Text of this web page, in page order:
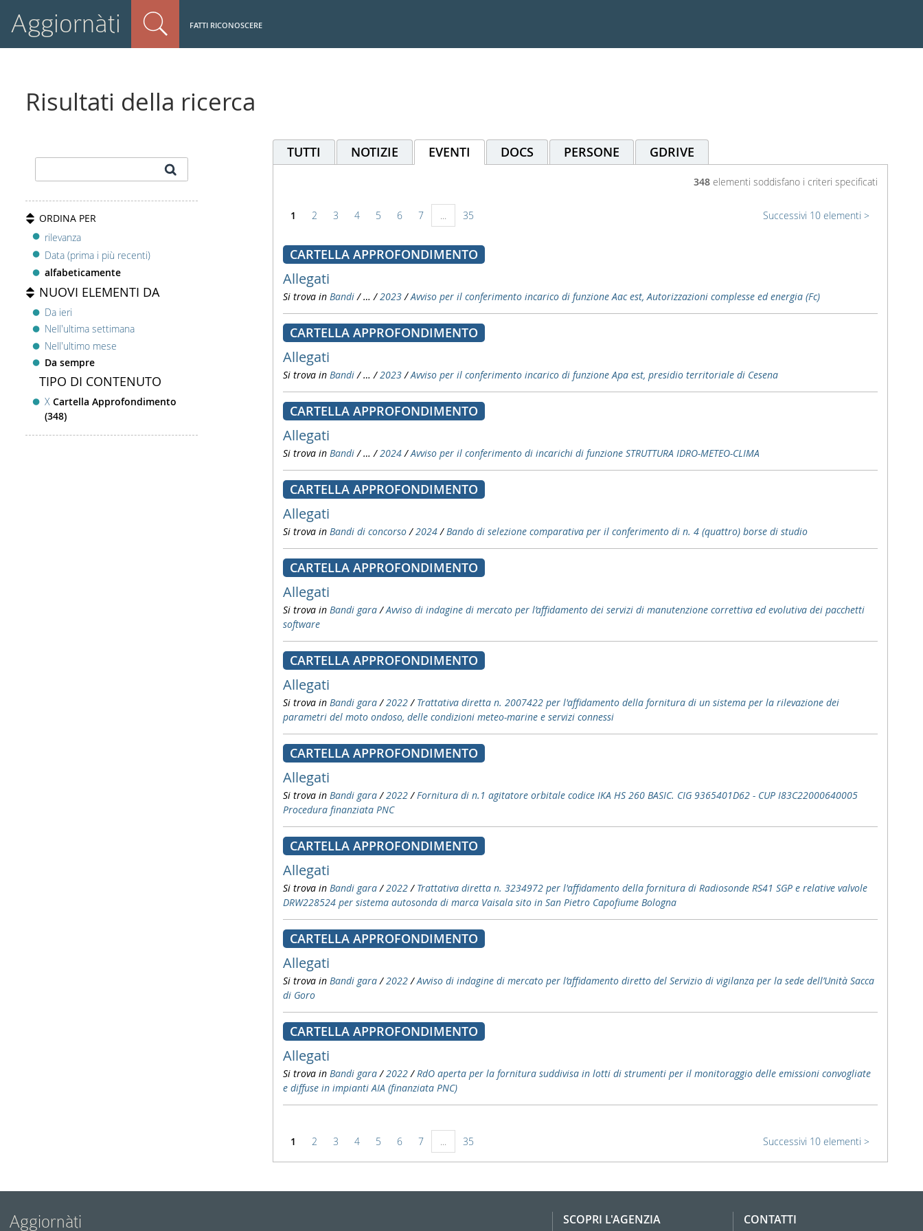
Aggiornàti FATTI RICONOSCERE
Risultati della ricerca
ORDINA PER
rilevanza
Data (prima i più recenti)
alfabeticamente
NUOVI ELEMENTI DA
Da ieri
Nell'ultima settimana
Nell'ultimo mese
Da sempre
TIPO DI CONTENUTO
X Cartella Approfondimento
(348)
TUTTI NOTIZIE EVENTI DOCS PERSONE GDRIVE
348elementi soddisfano i criteri specificati
1 2 3 4 5 6 7 ... 35 Successivi 10 elementi
CARTELLA APPROFONDIMENTO
Allegati
Si trova in Bandi /…/2023 /Avviso per il conferimento incarico di funzione Aac est, Autorizzazioni complesse ed energia (Fc)
CARTELLA APPROFONDIMENTO
Allegati
Si trova in Bandi /…/2023 /Avviso per il conferimento incarico di funzione Apa est, presidio territoriale di Cesena
CARTELLA APPROFONDIMENTO
Allegati
Si trova in Bandi /…/2024 /Avviso per il conferimento di incarichi di funzione STRUTTURA IDRO-METEO-CLIMA
CARTELLA APPROFONDIMENTO
Allegati
Si trova in Bandi di concorso /2024 /Bando di selezione comparativa per il conferimento di n. 4 (quattro) borse di studio
CARTELLA APPROFONDIMENTO
Allegati
Si trova in Bandi gara /Avviso di indagine di mercato per l’affidamento dei servizi di manutenzione correttiva ed evolutiva dei pacchetti
software
CARTELLA APPROFONDIMENTO
Allegati
Si trova in Bandi gara /2022 / Trattativa diretta n. 2007422 per l'affidamento della fornitura di un sistema per la rilevazione dei
parametri del moto ondoso, delle condizioni meteo-marine e servizi connessi
CARTELLA APPROFONDIMENTO
Allegati
Si trova in Bandi gara /2022 /Fornitura di n.1 agitatore orbitale codice IKA HS 260 BASIC. CIG 9365401D62 - CUP I83C22000640005
Procedura finanziata PNC
CARTELLA APPROFONDIMENTO
Allegati
Si trova in Bandi gara /2022 / Trattativa diretta n. 3234972 per l'affidamento della fornitura di Radiosonde RS41 SGP e relative valvole
DRW228524 per sistema autosonda di marca Vaisala sito in San Pietro Capofiume Bologna
CARTELLA APPROFONDIMENTO
Allegati
Si trova in Bandi gara /2022 /Avviso di indagine di mercato per l’affidamento diretto del Servizio di vigilanza per la sede dell’Unità Sacca
di Goro
CARTELLA APPROFONDIMENTO
Allegati
Si trova in Bandi gara /2022 /RdO aperta per la fornitura suddivisa in lotti di strumenti per il monitoraggio delle emissioni convogliate
e diffuse in impianti AIA (finanziata PNC)
1 2 3 4 5 6 7 ... 35 Successivi 10 elementi
Aggiornàti SCOPRI L'AGENZIA CONTATTI